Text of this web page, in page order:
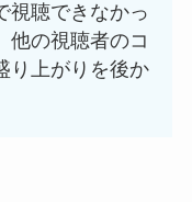
視聴できなかっ
他の視聴者のコ
り上がりを後か